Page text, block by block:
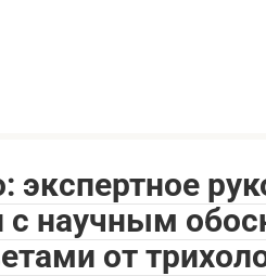
экспертное
с научным
от